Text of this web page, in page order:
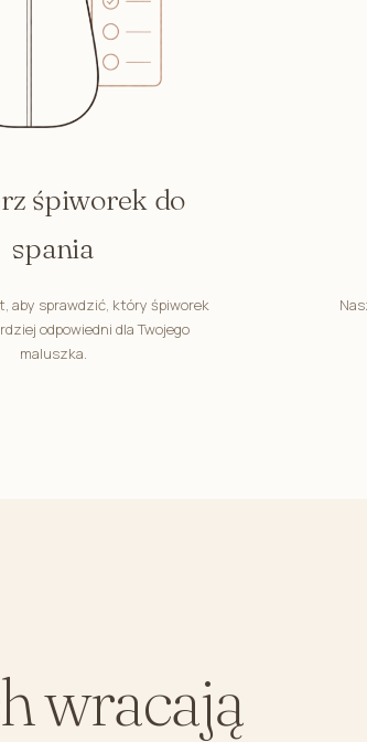
śpiworek do
spania
aby sprawdzić, który śpiworek
odpowiedni dla Twojego
maluszka.
wracają